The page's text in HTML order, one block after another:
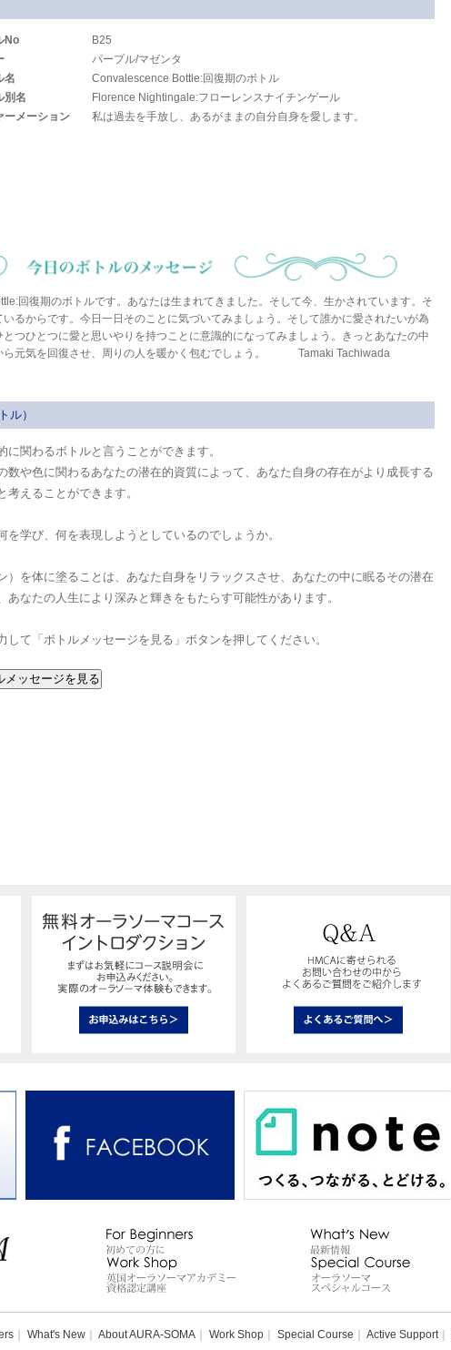
No
B25
パープル/マゼンタ
名
Convalescence Bottle:回復期のボトル
別名
Florence Nightingale:フローレンスナイチンゲール
ーメーション
私は過去を手放し、あるがままの自分自身を愛します。
回復期のボトルです。あなたは生まれてきました。そして今、生かされています。そ
るからです。今日一日そのことに気づいてみましょう。そして誰かに愛されたいが為
つひとつに愛と思いやりを持つことに意識的になってみましょう。きっとあなたの中
ら元気を回復させ、周りの人を暖かく包むでしょう。 Tamaki Tachiwada
ル）
関わるボトルと言うことができます。
数や色に関わるあなたの潜在的資質によって、あなた自身の存在がより成長する
えることができます。
学び、何を表現しようとしているのでしょうか。
）を体に塗ることは、あなた自身をリラックスさせ、あなたの中に眠るその潜在
なたの人生により深みと輝きをもたらす可能性があります。
て「ボトルメッセージを見る」ボタンを押してください。
What's New About AURA-SOMA Work Shop Special Course Active Support｜